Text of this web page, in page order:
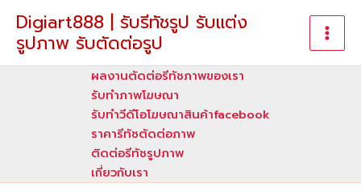
content
Digiart888 | รับรีทัชรูป รับแต่ง
รูปภาพ รับตัดต่อรูป
ผลงานตัดต่อรีทัชภาพของเรา
รับทําภาพโฆษณา
รับทำวีดีโอโฆษณาสินค้าfacebook
ราคารีทัชตัดต่อภาพ
ติดต่อรีทัชรูปภาพ
เกี่ยวกับเรา